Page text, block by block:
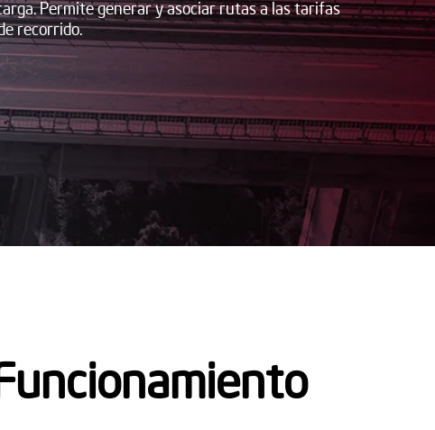
Permite generar y asociar rutas a las tarifas
recorrido.